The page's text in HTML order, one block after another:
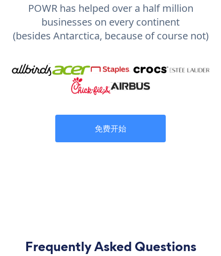
POWR has helped over a half million
businesses on every continent
(besides Antarctica, because of course not)
免费开始
Frequently Asked Questions